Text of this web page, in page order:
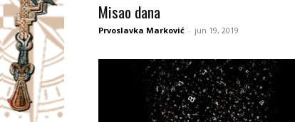
Misao dana
Prvoslavka Marković - jun 19, 2019